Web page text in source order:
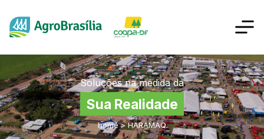
Soluções na medida da
Sua Realidade
home > HARAMAQ